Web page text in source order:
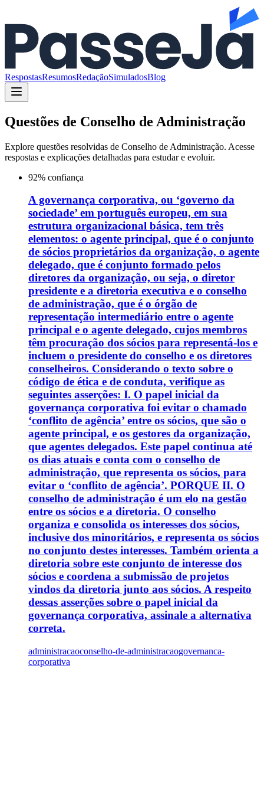
RespostasResumosRedaçãoSimuladosBlog
Questões de Conselho de Administração
Explore questões resolvidas de Conselho de Administração. Acesse
respostas e explicações detalhadas para estudar e evoluir.
92% confiança
A governança corporativa, ou ‘governo da
sociedade’ em português europeu, em sua
estrutura organizacional básica, tem três
elementos: o agente principal, que é o conjunto
de sócios proprietários da organização, o agente
delegado, que é conjunto formado pelos
diretores da organização, ou seja, o diretor
presidente e a diretoria executiva e o conselho
de administração, que é o órgão de
representação intermediário entre o agente
principal e o agente delegado, cujos membros
têm procuração dos sócios para representá-los e
incluem o presidente do conselho e os diretores
conselheiros. Considerando o texto sobre o
código de ética e de conduta, verifique as
seguintes asserções: I. O papel inicial da
governança corporativa foi evitar o chamado
‘conflito de agência’ entre os sócios, que são o
agente principal, e os gestores da organização,
que agentes delegados. Este papel continua até
os dias atuais e conta com o conselho de
administração, que representa os sócios, para
evitar o ‘conflito de agência’. PORQUE II. O
conselho de administração é um elo na gestão
entre os sócios e a diretoria. O conselho
organiza e consolida os interesses dos sócios,
inclusive dos minoritários, e representa os sócios
no conjunto destes interesses. Também orienta a
diretoria sobre este conjunto de interesse dos
sócios e coordena a submissão de projetos
vindos da diretoria junto aos sócios. A respeito
dessas asserções sobre o papel inicial da
governança corporativa, assinale a alternativa
correta.
administracaoconselho-de-administracaogovernanca-
corporativa